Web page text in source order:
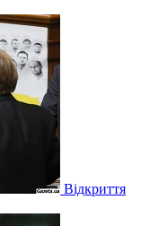
Відкриття